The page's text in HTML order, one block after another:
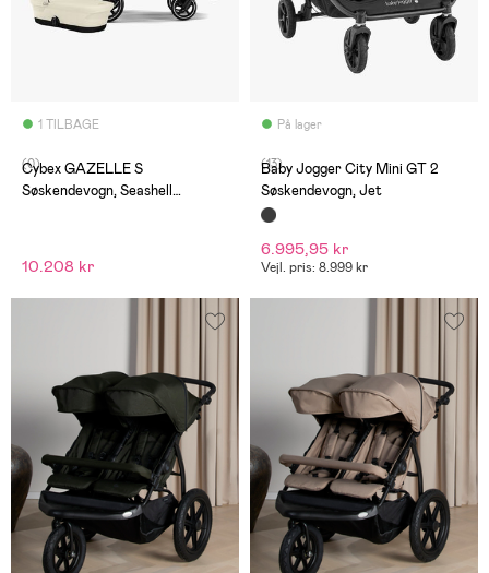
1 TILBAGE
(0)
Cybex GAZELLE S
Søskendevogn, Seashell
10.208 kr
På lager
(13)
Baby Jogger City Mini GT 2
Søskendevogn, Jet
6.995,95 kr
Vejl. pris: 8.999 kr